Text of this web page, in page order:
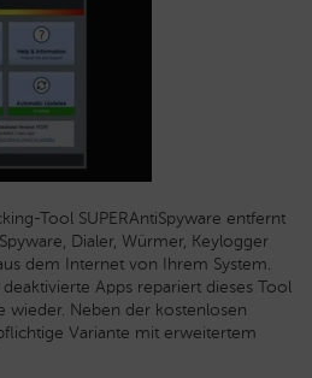
Tool SUPERAntiSpyware entfernt
Dialer, Würmer, Keylogger
dem Internet von Ihrem System.
Apps repariert dieses Tool
wieder. Neben der kostenlosen
Variante mit erweitertem